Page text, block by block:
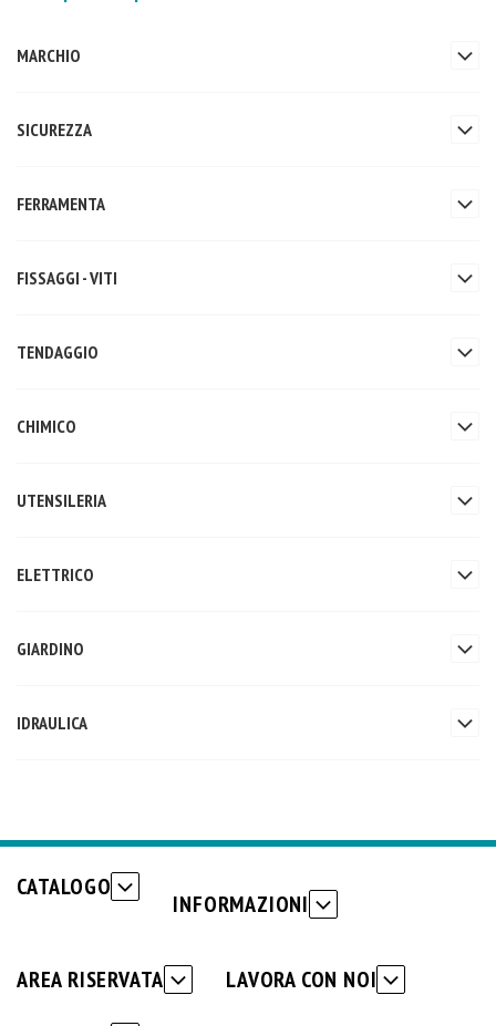
MARCHIO
SICUREZZA
FERRAMENTA
FISSAGGI - VITI
TENDAGGIO
CHIMICO
UTENSILERIA
ELETTRICO
GIARDINO
IDRAULICA
CATALOGO
INFORMAZIONI
AREA RISERVATA LAVORA CON NOI